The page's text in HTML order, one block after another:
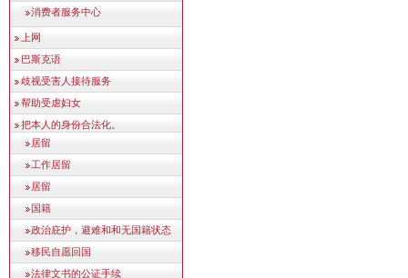
消费者服务中心
上网
巴斯克语
歧视受害人接待服务
帮助受虐妇女
把本人的身份合法化。
居留
工作居留
居留
国籍
政治庇护，避难和和无国籍状态
移民自愿回国
法律文书的公证手续